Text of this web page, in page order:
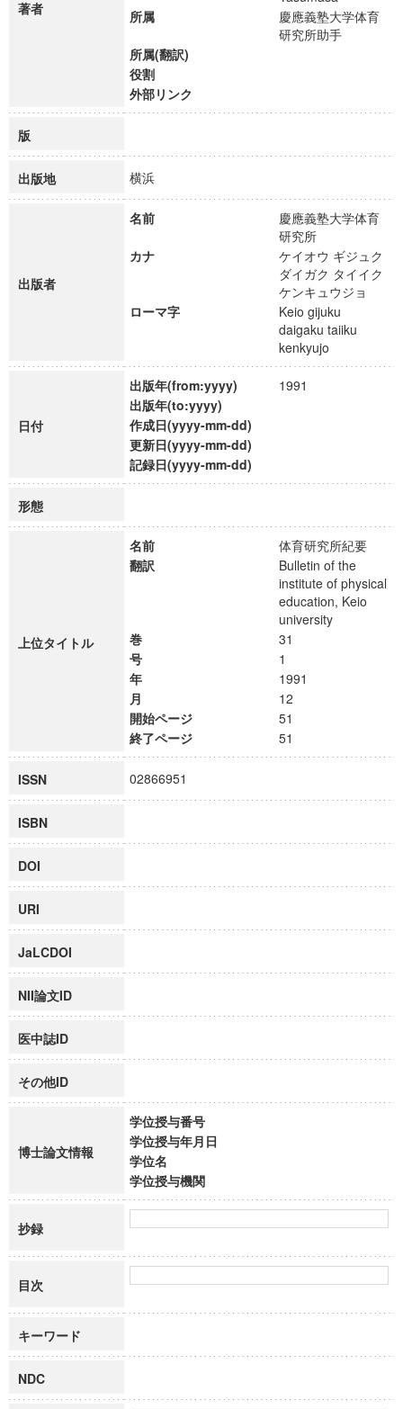
著者
所属
慶應義塾大学体育
研究所助手
所属(翻訳)
役割
外部リンク
版
出版地 横浜
出版者
名前
慶應義塾大学体育
研究所
カナ
ケイオウ ギジュク
ダイガク タイイク
ケンキュウジョ
ローマ字
Keio gijuku
daigaku taiiku
kenkyujo
日付
出版年(from:yyyy)
1991
出版年(to:yyyy)
作成日(yyyy-mm-dd)
更新日(yyyy-mm-dd)
記録日(yyyy-mm-dd)
形態
上位タイトル
名前
体育研究所紀要
翻訳
Bulletin of the
institute of physical
education, Keio
university
巻
31
号
1
年
1991
月
12
開始ページ
51
終了ページ
51
ISSN 02866951
ISBN
DOI
URI
JaLCDOI
NII論文ID
医中誌ID
その他ID
博士論文情報
学位授与番号
学位授与年月日
学位名
学位授与機関
抄録
目次
キーワード
NDC